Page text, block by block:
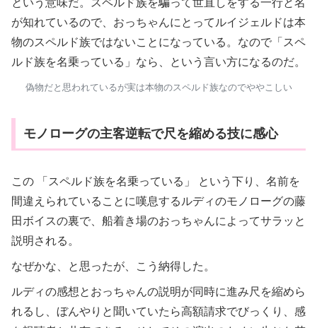
という意味だ。スペルド族を騙って世直しをする一行と名
が知れているので、おっちゃんにとってルイジェルドは本
物のスペルド族ではないことになっている。なので「スペ
ルド族を名乗っている」なら、という言い方になるのだ。
偽物だと思われているが実は本物のスペルド族なのでややこしい
モノローグの主客逆転で尺を縮める技に感心
この 「スペルド族を名乗っている」 という下り、名前を
間違えられていることに嘆息するルディのモノローグの藤
田ボイスの裏で、船着き場のおっちゃんによってサラッと
説明される。
なぜかな、と思ったが、こう納得した。
ルディの感想とおっちゃんの説明が同時に進み尺を縮めら
れるし、ぼんやりと聞いていたら高額請求でびっくり、感